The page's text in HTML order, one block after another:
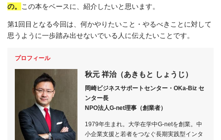
の。
この本をベースに、紹介したいと思います。
第1回目となる今回は、何かやりたいこと・やるべきことに対して
思うように一歩踏み出せないでいる人に伝えたいことです。
プロフィール
秋元 祥治（あきもと しょうじ）
岡崎ビジネスサポートセンター・OKa-Biz セ
ンター長
NPO法人G-net理事（創業者）
1979年生まれ。大学在学中G-netを創業。中
小企業支援と若者をつなぐ長期実践型インタ